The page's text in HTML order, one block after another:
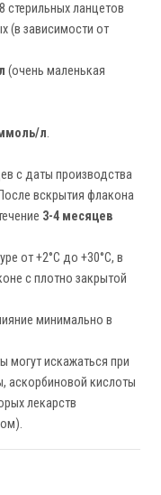
стерильных ланцетов
(в зависимости от
(очень маленькая
л.
с даты производства
вскрытия флакона
3-4 месяцев
от +2°C до +30°C, в
с плотно закрытой
минимально в
могут искажаться при
аскорбиновой кислоты
лекарств